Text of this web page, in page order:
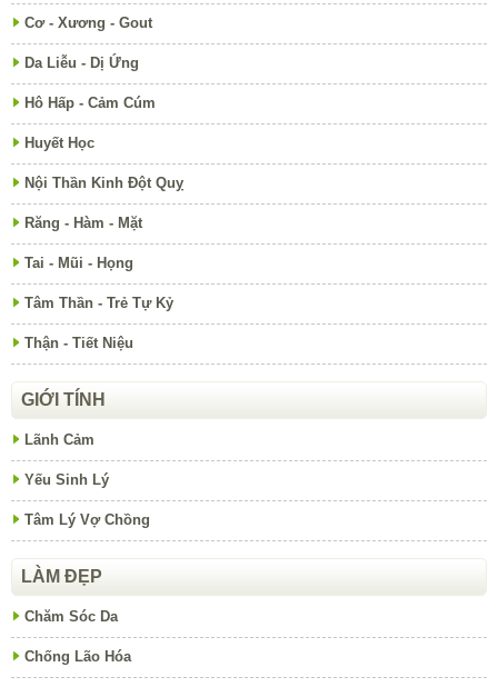
Cơ - Xương - Gout
Da Liễu - Dị Ứng
Hô Hấp - Cảm Cúm
Huyết Học
Nội Thần Kinh Đột Quỵ
Răng - Hàm - Mặt
Tai - Mũi - Họng
Tâm Thần - Trẻ Tự Kỷ
Thận - Tiết Niệu
GIỚI TÍNH
Lãnh Cảm
Yếu Sinh Lý
Tâm Lý Vợ Chồng
LÀM ĐẸP
Chăm Sóc Da
Chống Lão Hóa